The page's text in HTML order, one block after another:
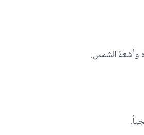
وأشعة الشمس.